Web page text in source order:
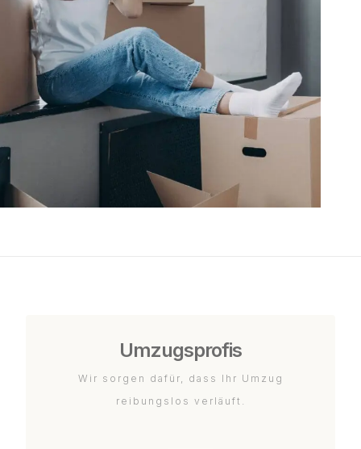
Umzugsprofis
Wir sorgen dafür, dass Ihr Umzug
reibungslos verläuft.